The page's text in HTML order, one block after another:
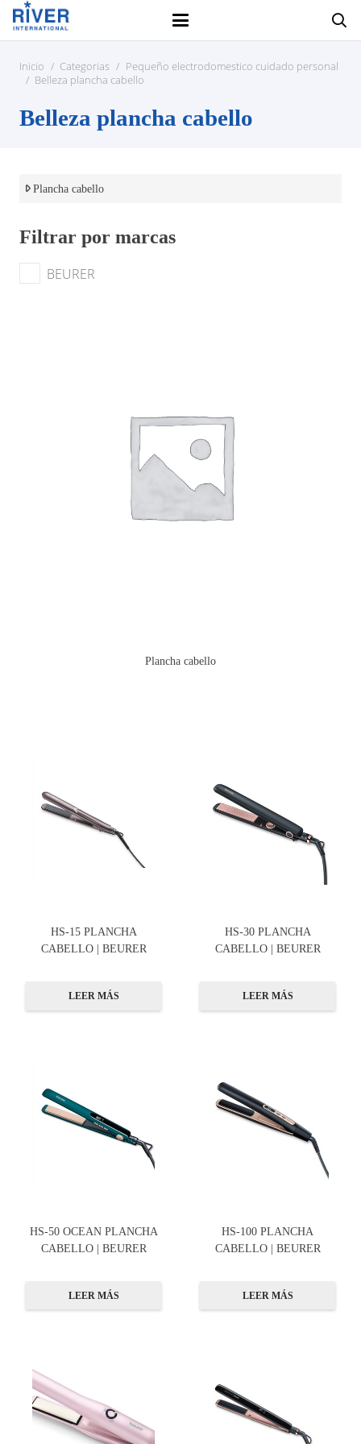
Inicio / Categorias / Pequeño electrodomestico cuidado personal
/ Belleza plancha cabello
Belleza plancha cabello
Plancha cabello
Filtrar por marcas
BEURER
Plancha cabello
HS-15 PLANCHA
CABELLO | BEURER
LEER MÁS
HS-30 PLANCHA
CABELLO | BEURER
LEER MÁS
HS-50 OCEAN PLANCHA
CABELLO | BEURER
LEER MÁS
HS-100 PLANCHA
CABELLO | BEURER
LEER MÁS